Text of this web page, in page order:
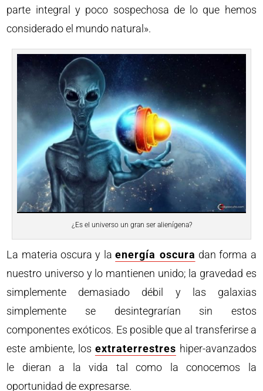
parte integral y poco sospechosa de lo que hemos
considerado el mundo natural».
¿Es el universo un gran ser alienígena?
La materia oscura y laenergía oscura dan forma a
nuestro universo y lo mantienen unido; la gravedad es
simplemente demasiado débil y las galaxias
simplemente se desintegrarían sin estos
componentes exóticos. Es posible que al transferirse a
este ambiente, los extraterrestres hiper-avanzados
le dieran a la vida tal como la conocemos la
oportunidad de expresarse.